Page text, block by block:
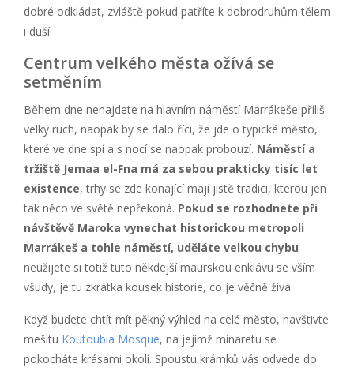
dobré odkládat, zvláště pokud patříte k dobrodruhům tělem
i duší.
Centrum velkého města ožívá se
setměním
Během dne nenajdete na hlavním náměstí Marrákeše příliš
velký ruch, naopak by se dalo říci, že jde o typické město,
které ve dne spí a s nocí se naopak probouzí. Náměstí a
tržiště Jemaa el-Fna má za sebou prakticky tisíc let
existence, trhy se zde konající mají jistě tradici, kterou jen
tak něco ve světě nepřekoná. Pokud se rozhodnete při
návštěvě Maroka vynechat historickou metropoli
Marrákeš a tohle náměstí, uděláte velkou chybu –
neužijete si totiž tuto někdejší maurskou enklávu se vším
všudy, je tu zkrátka kousek historie, co je věčně živá.
Když budete chtít mít pěkný výhled na celé město, navštivte
mešitu Koutoubia Mosque, na jejímž minaretu se
pokocháte krásami okolí. Spoustu krámků vás odvede do